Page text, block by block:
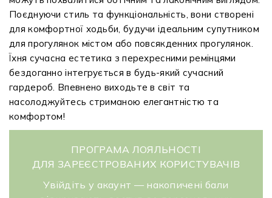
Поєднуючи стиль та функціональність, вони створені
для комфортної ходьби, будучи ідеальним супутником
для прогулянок містом або повсякденних прогулянок.
Їхня сучасна естетика з перехресними ремінцями
бездоганно інтегрується в будь-який сучасний
гардероб. Впевнено виходьте в світ та
насолоджуйтесь стриманою елегантністю та
комфортом!
ПРОГРАМА ЛОЯЛЬНОСТІ
ДЛЯ ЗАРЕЄСТРОВАНИХ КОРИСТУВАЧІВ
Увійдіть у акаунт — накопичені бали